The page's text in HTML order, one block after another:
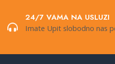
24/7 VAMA NA USLUZI
Imate Upit slobodno nas